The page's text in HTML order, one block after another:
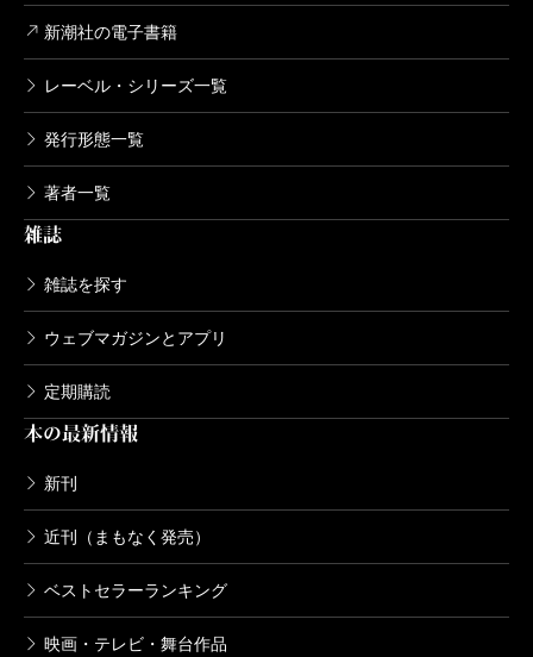
新潮社の電子書籍
レーベル・シリーズ一覧
発行形態一覧
著者一覧
雑誌
雑誌を探す
ウェブマガジンとアプリ
定期購読
本の最新情報
新刊
近刊（まもなく発売）
ベストセラーランキング
映画・テレビ・舞台作品